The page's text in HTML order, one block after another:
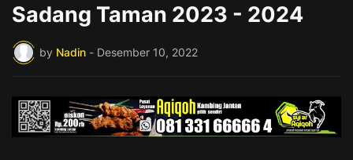
Sadang Taman 2023 - 2024
by Nadin - Desember 10, 2022